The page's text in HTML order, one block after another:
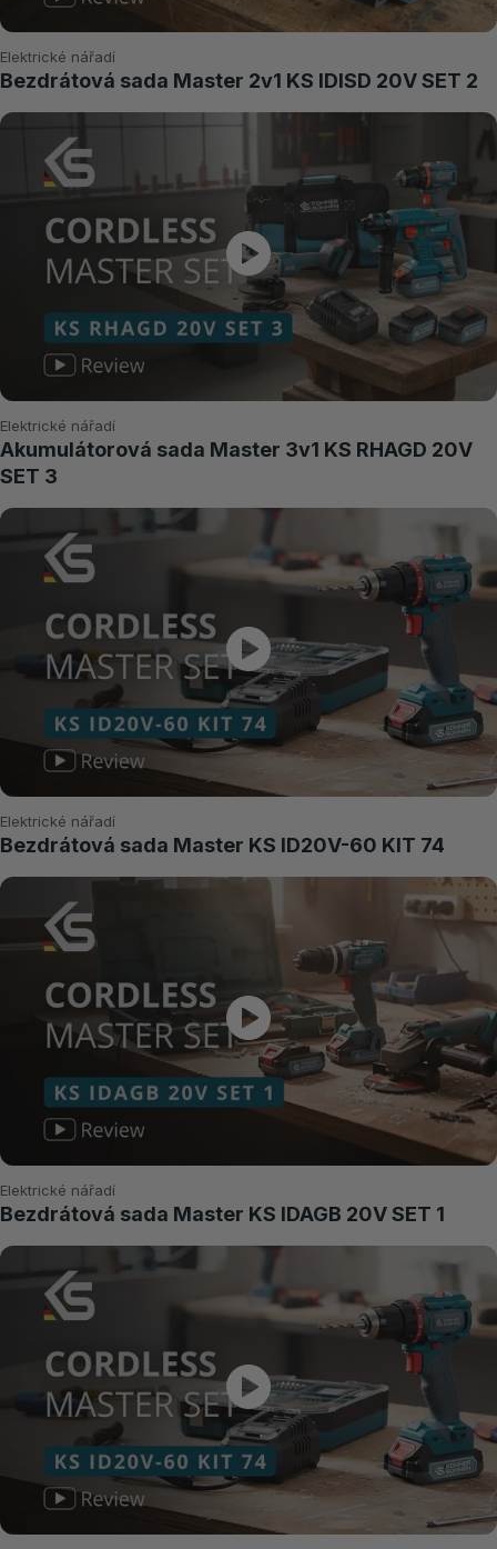
Elektrické nářadí
Bezdrátová sada Master 2v1 KS IDISD 20V SET 2
Elektrické nářadí
Akumulátorová sada Master 3v1 KS RHAGD 20V
SET 3
Elektrické nářadí
Bezdrátová sada Master KS ID20V-60 KIT 74
Elektrické nářadí
Bezdrátová sada Master KS IDAGB 20V SET 1